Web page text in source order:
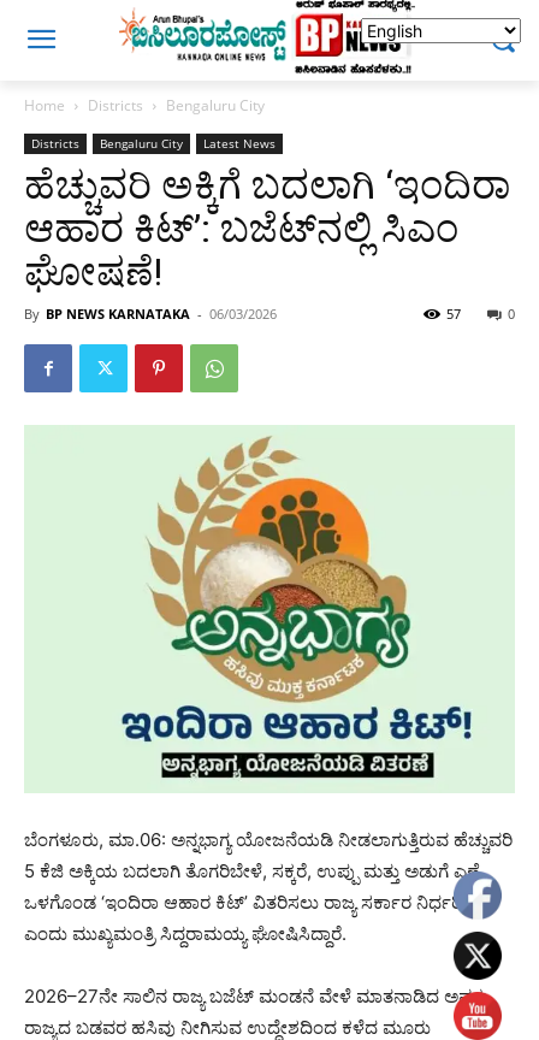
Home Districts Bengaluru City
Districts Bengaluru City Latest News
ಹೆಚ್ಚುವರಿ ಅಕ್ಕಿಗೆ ಬದಲಾಗಿ ‘ಇಂದಿರಾ
ಆಹಾರ ಕಿಟ್’: ಬಜೆಟ್‌ನಲ್ಲಿ ಸಿಎಂ
ಘೋಷಣೆ!
By BP NEWS KARNATAKA - 06/03/2026 0
57
ಬೆಂಗಳೂರು, ಮಾ.06: ಅನ್ನಭಾಗ್ಯ ಯೋಜನೆಯಡಿ ನೀಡಲಾಗುತ್ತಿರುವ ಹೆಚ್ಚುವರಿ
5 ಕೆಜಿ ಅಕ್ಕಿಯ ಬದಲಾಗಿ ತೊಗರಿಬೇಳೆ, ಸಕ್ಕರೆ, ಉಪ್ಪು ಮತ್ತು ಅಡುಗೆ ಎಣ್ಣೆ
ಒಳಗೊಂಡ ‘ಇಂದಿರಾ ಆಹಾರ ಕಿಟ್’ ವಿತರಿಸಲು ರಾಜ್ಯ ಸರ್ಕಾರ ನಿರ್ಧರಿಸಿದೆ
ಎಂದು ಮುಖ್ಯಮಂತ್ರಿ ಸಿದ್ದರಾಮಯ್ಯ ಘೋಷಿಸಿದ್ದಾರೆ.
2026–27ನೇ ಸಾಲಿನ ರಾಜ್ಯ ಬಜೆಟ್ ಮಂಡನೆ ವೇಳೆ ಮಾತನಾಡಿದ ಅವರು,
ರಾಜ್ಯದ ಬಡವರ ಹಸಿವು ನೀಗಿಸುವ ಉದ್ದೇಶದಿಂದ ಕಳೆದ ಮೂರು